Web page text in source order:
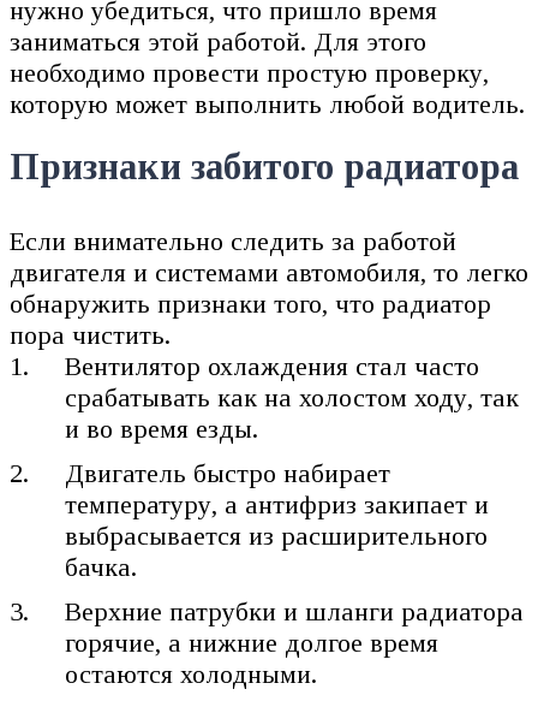
нужно убедиться, что пришло время
заниматься этой работой. Для этого
необходимо провести простую проверку,
которую может выполнить любой водитель.
Признаки забитого радиатора
Если внимательно следить за работой
двигателя и системами автомобиля, то легко
обнаружить признаки того, что радиатор
пора чистить.
Вентилятор охлаждения стал часто
срабатывать как на холостом ходу, так
и во время езды.
Двигатель быстро набирает
температуру, а антифриз закипает и
выбрасывается из расширительного
бачка.
Верхние патрубки и шланги радиатора
горячие, а нижние долгое время
остаются холодными.